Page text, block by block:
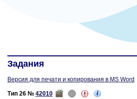
Задания
Версия для печати и копирования в MS Word
Тип 26 № 42010
i